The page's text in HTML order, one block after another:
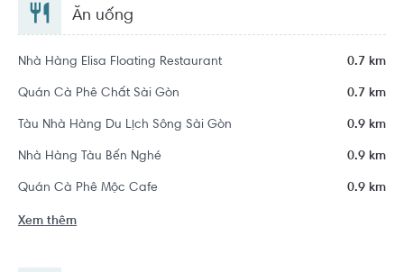
Ăn uống
Nhà Hàng Elisa Floating Restaurant 0.7 km
Quán Cà Phê Chất Sài Gòn 0.7 km
Tàu Nhà Hàng Du Lịch Sông Sài Gòn 0.9 km
Nhà Hàng Tàu Bến Nghé 0.9 km
Quán Cà Phê Mộc Cafe 0.9 km
Xem thêm